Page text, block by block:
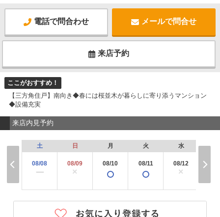
電話で問合わせ メールで問合せ
来店予約
ここがおすすめ！
【三方角住戸】南向き◆春には桜並木が暮らしに寄り添うマンション
◆設備充実
来店内見予約
土
08/08
ー
日
08/09
×
月
08/10
火
08/11
水
08/12
×